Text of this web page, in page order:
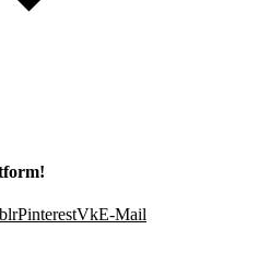
PinterestVkE-Mail